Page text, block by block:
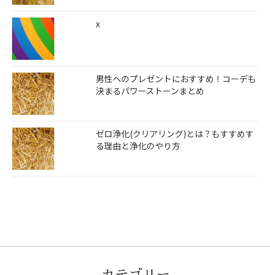
x
男性へのプレゼントにおすすめ！コーデも
決まるパワーストーンまとめ
ゼロ浄化(クリアリング)とは？もすすめす
る理由と浄化のやり方